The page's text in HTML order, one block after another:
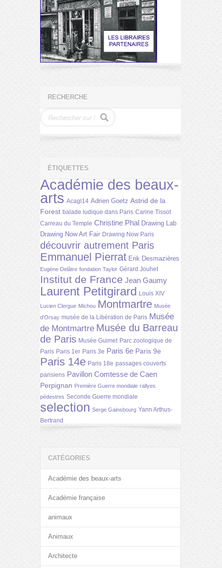
RECHERCHE
ÉTIQUETTES
Académie des beaux-
arts Acagl14 Adrien Goetz Astrid de la
Forest balade ludique dans Paris Carine Tissot
Carreau du Temple Christine Phal Drawing Lab
Drawing Now Art Fair Drawing Now Paris
découvrir autrement Paris
Emmanuel Pierrat Erik Desmazières
Eugène Delâtre fondation Taylor Gérard Jouhet
Institut de France Jean Gaumy
Laurent Petitgirard Louis XIV
Lucien Clergue Michou Montmartre Musée
d'Orsay musée de la Libération de Paris Musée
de Montmartre Musée du Barreau
de Paris Musée Guimet Parc zoologique de
Paris Paris 1er Paris 3e Paris 6e Paris 9e
Paris 14e Paris 18e passages couverts
parisiens Pavillon Comtesse de Caen
Perpignan Première Guerre mondiale rallyes
pédestres Seconde Guerre mondiale
selection Serge Gainsbourg Yann Arthus-
Bertrand
CATÉGORIES
Académie des beaux-arts
Académie française
animaux
Animaux
Architecte